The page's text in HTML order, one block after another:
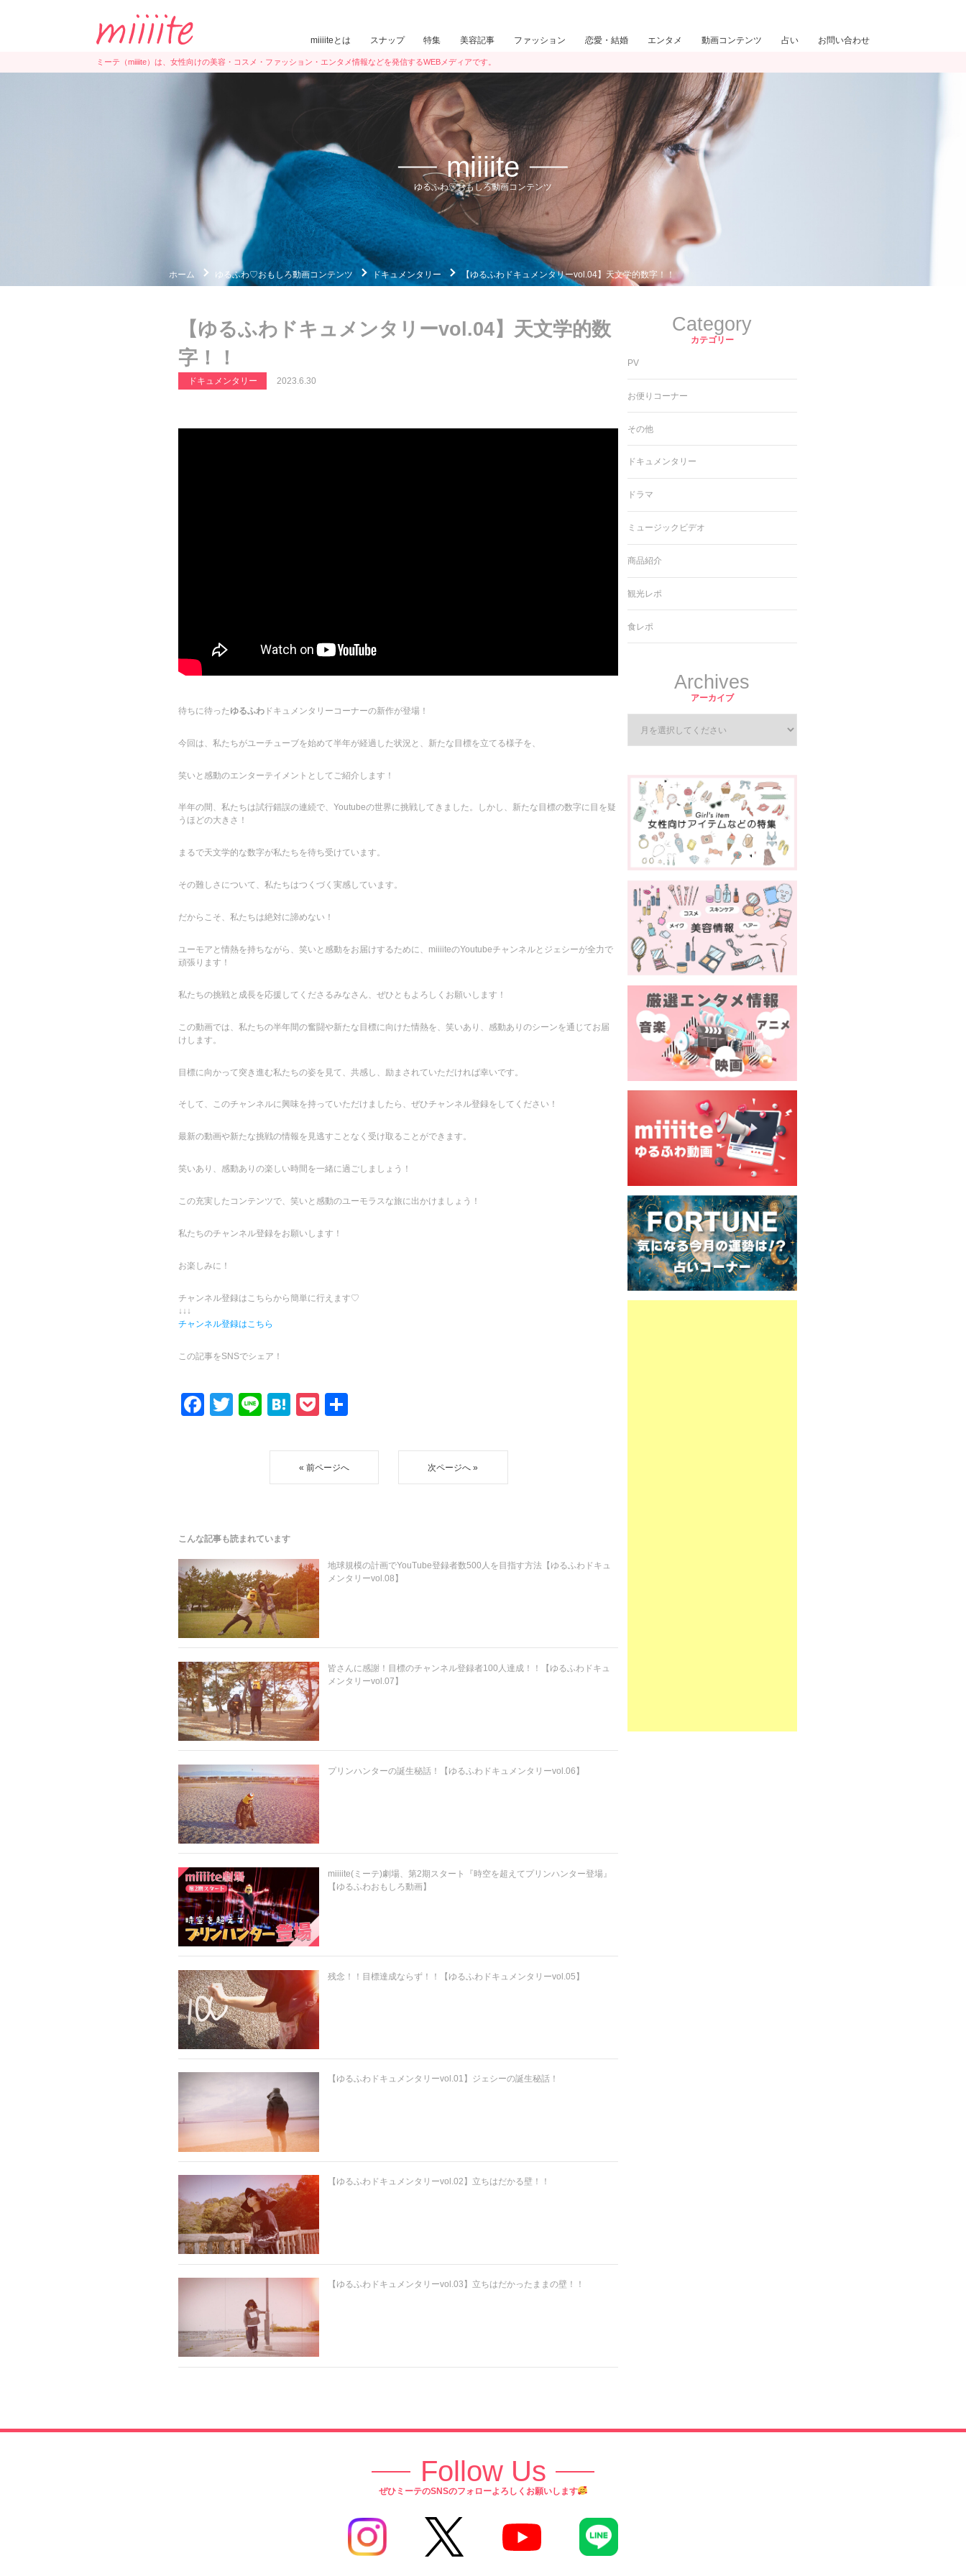
miiiiteとは スナップ 特集 美容記事 ファッション 恋愛・結婚 エンタメ 動画コンテンツ 占い お問い合わせ
ミーテ（miiiite）は、女性向けの美容・コスメ・ファッション・エンタメ情報などを発信するWEBメディアです。
miiiite
ゆるふわ♡おもしろ動画コンテンツ
ホーム ゆるふわ♡おもしろ動画コンテンツ ドキュメンタリー 【ゆるふわドキュメンタリーvol.04】天文学的数字！！
【ゆるふわドキュメンタリーvol.04】天文学的数
字！！
ドキュメンタリー 2023.6.30
待ちに待ったゆるふわ ドキュメンタリーコーナーの新作が登場！
今回は、私たちがユーチューブを始めて半年が経過した状況と、新たな目標を立てる様子を、
笑いと感動のエンターテイメントとしてご紹介します！
半年の間、私たちは試行錯誤の連続で、Youtubeの世界に挑戦してきました。しかし、新たな目標の数字に目を疑
うほどの大きさ！
まるで天文学的な数字が私たちを待ち受けています。
その難しさについて、私たちはつくづく実感しています。
だからこそ、私たちは絶対に諦めない！
ユーモアと情熱を持ちながら、笑いと感動をお届けするために、miiiiteのYoutubeチャンネルとジェシーが全力で
頑張ります！
私たちの挑戦と成長を応援してくださるみなさん、ぜひともよろしくお願いします！
この動画では、私たちの半年間の奮闘や新たな目標に向けた情熱を、笑いあり、感動ありのシーンを通じてお届
けします。
目標に向かって突き進む私たちの姿を見て、共感し、励まされていただければ幸いです。
そして、このチャンネルに興味を持っていただけましたら、ぜひチャンネル登録をしてください！
最新の動画や新たな挑戦の情報を見逃すことなく受け取ることができます。
笑いあり、感動ありの楽しい時間を一緒に過ごしましょう！
この充実したコンテンツで、笑いと感動のユーモラスな旅に出かけましょう！
私たちのチャンネル登録をお願いします！
お楽しみに！
チャンネル登録はこちらから簡単に行えます♡
↓↓↓
チャンネル登録はこちら
この記事をSNSでシェア！
F
o
k
T
Li
e
H
e
n
P
ck
et
次ページへ »
« 前ページへ
こんな記事も読まれています
地球規模の計画でYouTube登録者数500人を目指す方法【ゆるふわドキュ
メンタリーvol.08】
皆さんに感謝！目標のチャンネル登録者100人達成！！【ゆるふわドキュ
メンタリーvol.07】
プリンハンターの誕生秘話！【ゆるふわドキュメンタリーvol.06】
miiiite(ミーテ)劇場、第2期スタート『時空を超えてプリンハンター登場』
【ゆるふわおもしろ動画】
残念！！目標達成ならず！！【ゆるふわドキュメンタリーvol.05】
【ゆるふわドキュメンタリーvol.01】ジェシーの誕生秘話！
【ゆるふわドキュメンタリーvol.02】立ちはだかる壁！！
【ゆるふわドキュメンタリーvol.03】立ちはだかったままの壁！！
Category
カテゴリー
PV
お便りコーナー
その他
ドキュメンタリー
ドラマ
ミュージックビデオ
商品紹介
観光レポ
食レポ
Archives
アーカイブ
Follow Us
ぜひミーテのSNSのフォローよろしくお願いします